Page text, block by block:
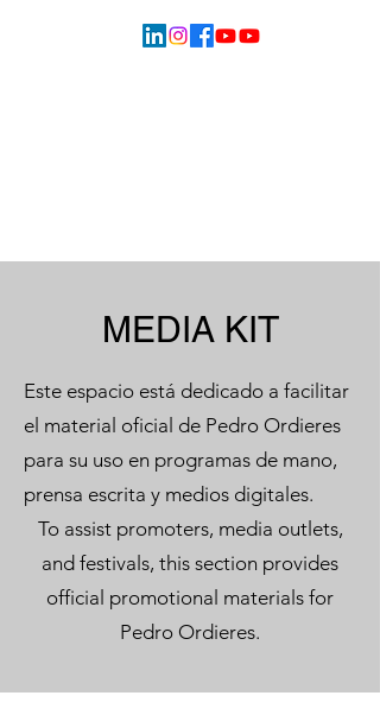
MEDIA KIT
Este espacio está dedicado a facilitar
el material oficial de Pedro Ordieres
para su uso en programas de mano,
prensa escrita y medios digitales.
To assist promoters, media outlets,
and festivals, this section provides
official promotional materials for
Pedro Ordieres.